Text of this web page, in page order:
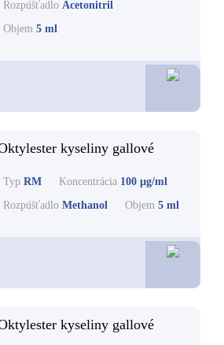
Rozpúšťadlo Acetonitril
Objem 5 ml
kyseliny gallové
Typ RM Koncentrácia 100 µg/ml
Rozpúšťadlo Methanol Objem 5 ml
kyseliny gallové